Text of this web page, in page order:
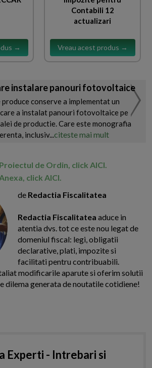
→
Contabili 12
actualizari
Vreau acest produs →
instalare panouri fotovoltaice
conserve a implementat un
a instalat panouri fotovoltaice pe
de productie. Care este monografia
inclusiv...citeste mai mult
de Ordin, click AICI.
click AICI.
de Redactia Fiscalitatea
Redactia Fiscalitatea aduce in
atentia dvs. tot ce este nou legat de
domeniul fiscal: legi, obligatii
declarative, plati, impozite si
facilitati pentru contribuabili.
modificarile aparute si oferim solutii
dilema generata de noutatile cotidiene!
Experti - Intrebari si